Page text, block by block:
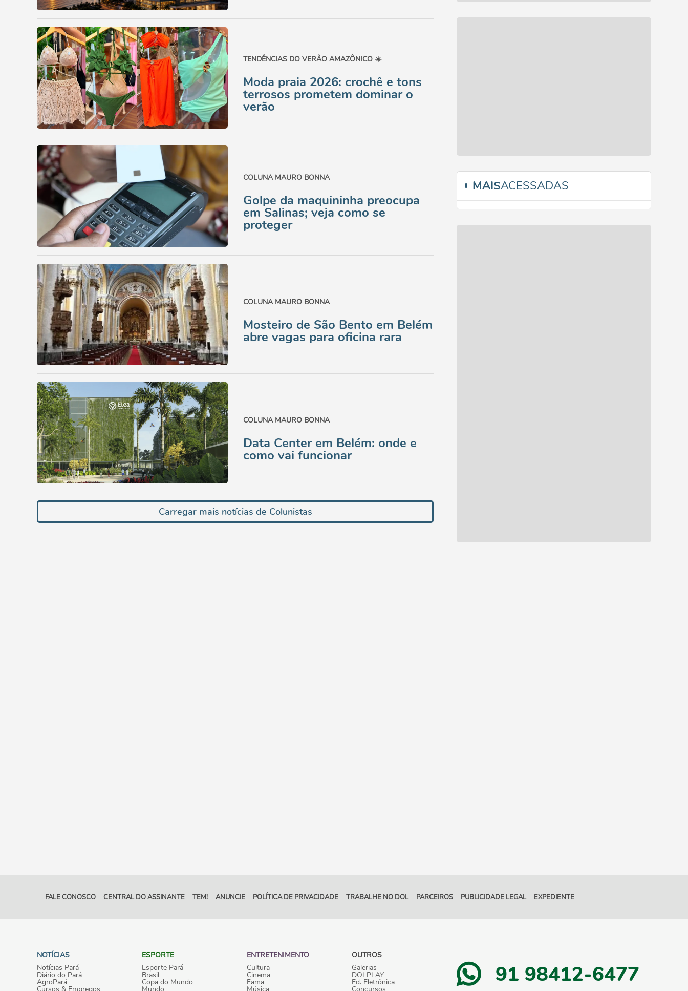
TENDÊNCIAS DO VERÃO AMAZÔNICO ☀️
Moda praia 2026: crochê e tons
terrosos prometem dominar o
verão
COLUNA MAURO BONNA
Golpe da maquininha preocupa
em Salinas; veja como se
proteger
COLUNA MAURO BONNA
Mosteiro de São Bento em Belém
abre vagas para oficina rara
COLUNA MAURO BONNA
Data Center em Belém: onde e
como vai funcionar
Carregar mais notícias de Colunistas
MAISACESSADAS
FALE CONOSCO CENTRAL DO ASSINANTE TEM! ANUNCIE POLÍTICA DE PRIVACIDADE TRABALHE NO DOL PARCEIROS PUBLICIDADE LEGAL EXPEDIENTE
NOTÍCIAS
Notícias Pará
Diário do Pará
AgroPará
Cursos & Empregos
ESPORTE
Esporte Pará
Brasil
Copa do Mundo
Mundo
ENTRETENIMENTO
Cultura
Cinema
Fama
Música
OUTROS
Galerias
DOLPLAY
Ed. Eletrônica
Concursos
91 98412-6477